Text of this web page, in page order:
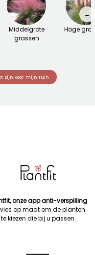
Middelgrote
grassen
Hoge
→
zijn voor mijn tuin
onze app anti-verspilling
op maat om de planten
te kiezen die bij u passen.